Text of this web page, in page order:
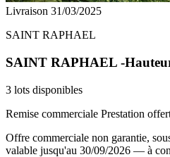
Livraison 31/03/2025
SAINT RAPHAEL
SAINT RAPHAEL -
3 lots disponibles
Remise commerciale Prestation
Offre commerciale non garantie,
valable jusqu'au 30/09/2026 — à